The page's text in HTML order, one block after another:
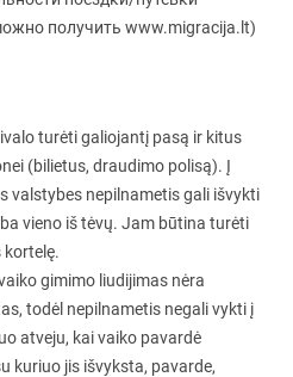
получить www.migracija.lt)
turėti galiojantį pasą ir kitus
(bilietus, draudimo polisą). Į
valstybes nepilnametis gali išvykti
vieno iš tėvų. Jam būtina turėti
kortelę.
gimimo liudijimas nėra
todėl nepilnametis negali vykti į
atveju, kai vaiko pavardė
kuriuo jis išvyksta, pavarde,